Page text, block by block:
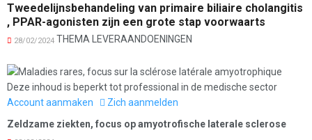
Tweedelijnsbehandeling van primaire biliaire cholangitis
, PPAR-agonisten zijn een grote stap voorwaarts
28/02/2024 THEMA LEVERAANDOENINGEN
Deze inhoud is beperkt tot professional in de medische sector
Account aanmaken
Zich aanmelden
Zeldzame ziekten, focus op amyotrofische laterale sclerose